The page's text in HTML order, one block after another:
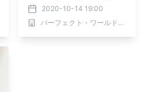
ちゃう♪♪2020-10-14 19:00
パーフェクト・ワールド株式会社